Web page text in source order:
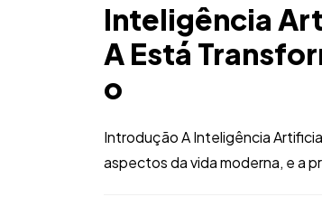
Inteligência
A Está
o
Introdução A Inteligência
aspectos da vida moderna, e a